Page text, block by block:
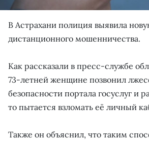
В Астрахани полиция выявила
дистанционного мошенничества.
Как рассказали в пресс-службе
73-летней женщине позвонил
безопасности портала госуслуг и
то пытается взломать её личный
Также он объяснил, что таким